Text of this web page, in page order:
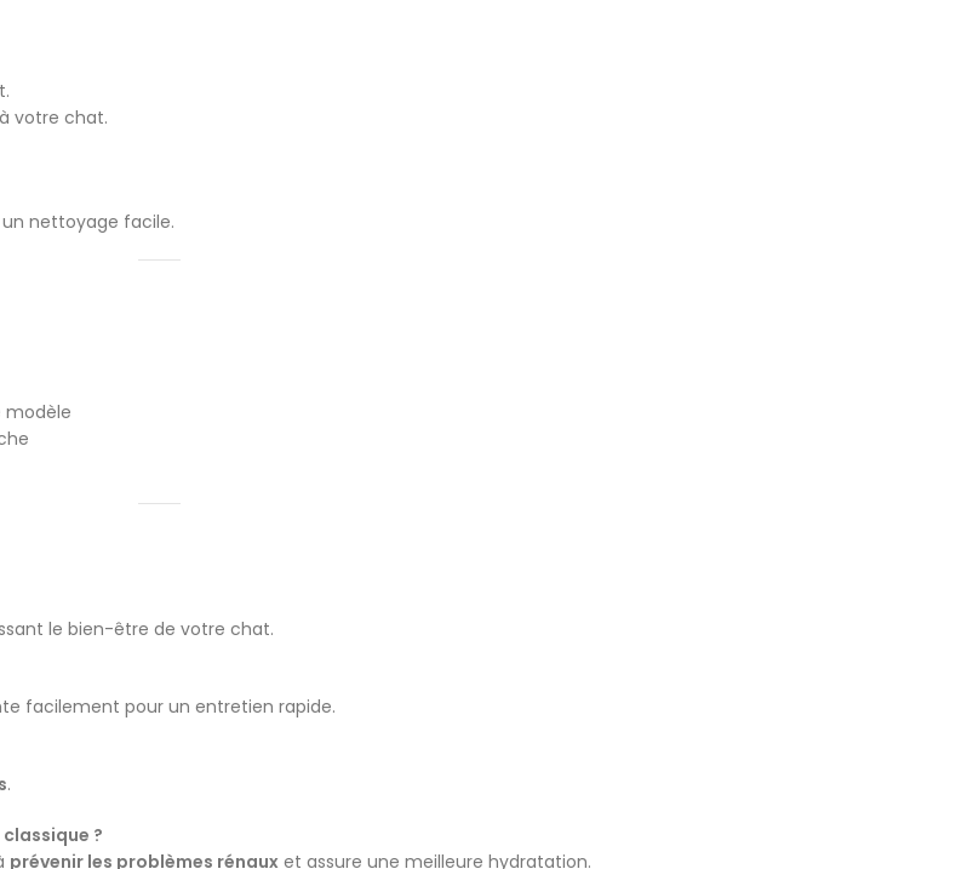
votre chat.
nettoyage facile.
modèle
le bien-être de votre chat.
facilement pour un entretien rapide.
.
?
prévenir les problèmes rénaux et assure une meilleure hydratation.